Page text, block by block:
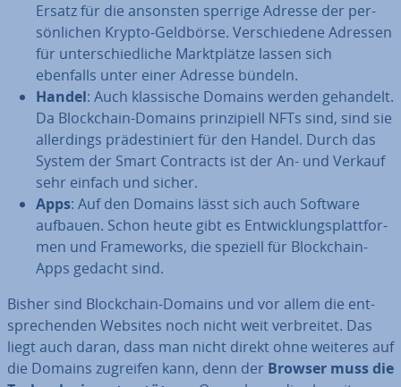
Ersatz für die ansonsten sperrige Adresse der per­
sön­li­chen Krypto-Geldbörse. Ver­schie­de­ne Adressen
für un­ter­schied­li­che Markt­plät­ze lassen sich
ebenfalls unter einer Adresse bündeln.
Handel: Auch klas­si­sche Domains werden gehandelt.
Da Block­chain-Domains prin­zi­pi­ell NFTs sind, sind sie
al­ler­dings prä­de­sti­niert für den Handel. Durch das
System der Smart Contracts ist der An- und Verkauf
sehr einfach und sicher.
Apps: Auf den Domains lässt sich auch Software
aufbauen. Schon heute gibt es Ent­wick­lungs­platt­for­
men und Frame­works, die speziell für Block­chain-
Apps gedacht sind.
Bisher sind Block­chain-Domains und vor allem die ent­
spre­chen­den Websites noch nicht weit ver­brei­tet. Das
liegt auch daran, dass man nicht direkt ohne weiteres auf
die Domains zugreifen kann, denn der Browser muss die